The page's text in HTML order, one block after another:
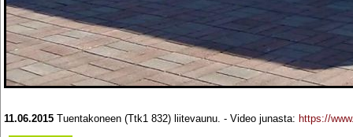
11.06.2015 Tuentakoneen (Ttk1 832) liitevaunu. - Video junasta: https://